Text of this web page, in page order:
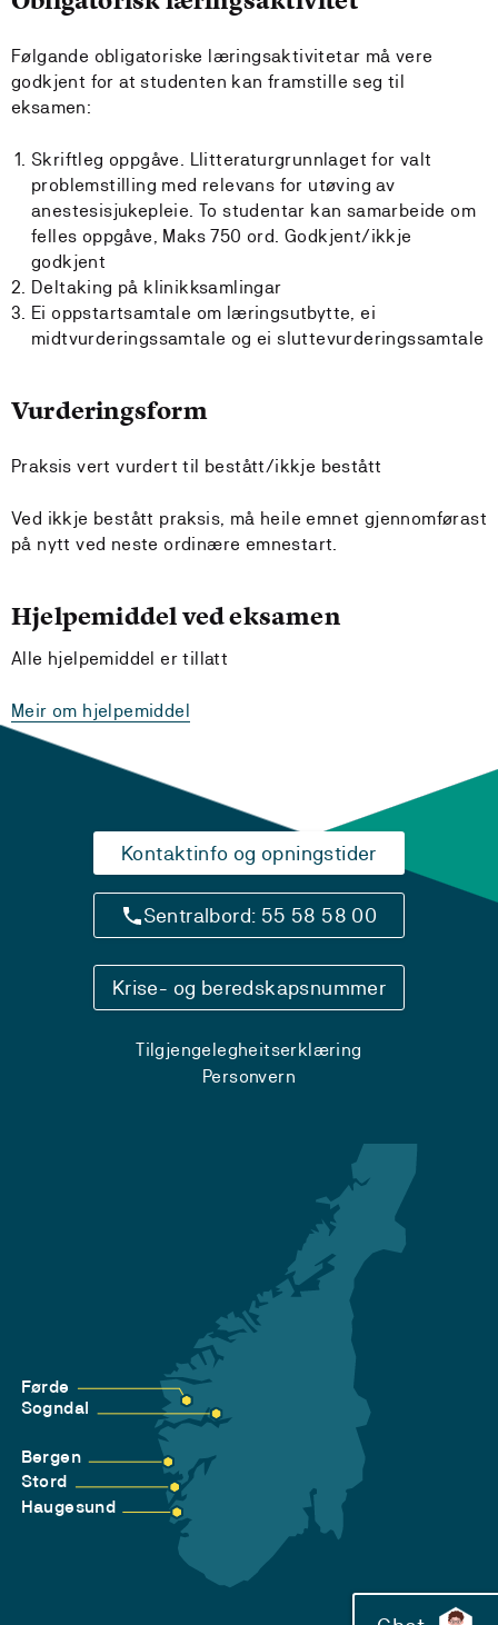
Følgande obligatoriske læringsaktivitetar må vere
godkjent for at studenten kan framstille seg til
eksamen:
Skriftleg oppgåve. Llitteraturgrunnlaget for valt
problemstilling med relevans for utøving av
anestesisjukepleie. To studentar kan samarbeide om
felles oppgåve, Maks 750 ord. Godkjent/ikkje
godkjent
Deltaking på klinikksamlingar
Ei oppstartsamtale om læringsutbytte, ei
midtvurderingssamtale og ei sluttevurderingssamtale
Vurderingsform
Praksis vert vurdert til bestått/ikkje bestått
Ved ikkje bestått praksis, må heile emnet gjennomførast
på nytt ved neste ordinære emnestart.
Hjelpemiddel ved eksamen
Alle hjelpemiddel er tillatt
Meir om hjelpemiddel
Kontaktinfo og opningstider
Sentralbord: 55 58 58 00
Krise- og beredskapsnummer
Tilgjengelegheitserklæring
Personvern
Førde
Sogndal
Bergen
Stord
Haugesund